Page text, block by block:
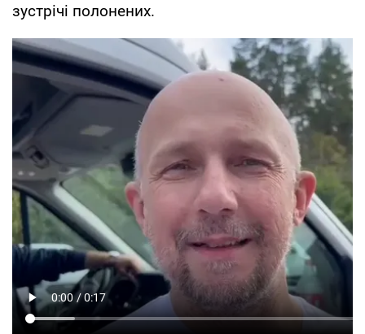
зустрічі полонених.